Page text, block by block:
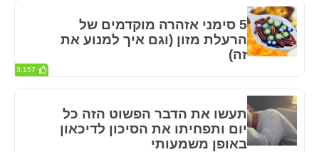
5 סימני אזהרה מוקדמים של
הרעלת מזון (וגם איך למנוע את
זה)
3,157
תעשו את הדבר הפשוט הזה כל
יום ותפחיתו את הסיכון לדיכאון
באופן משמעותי